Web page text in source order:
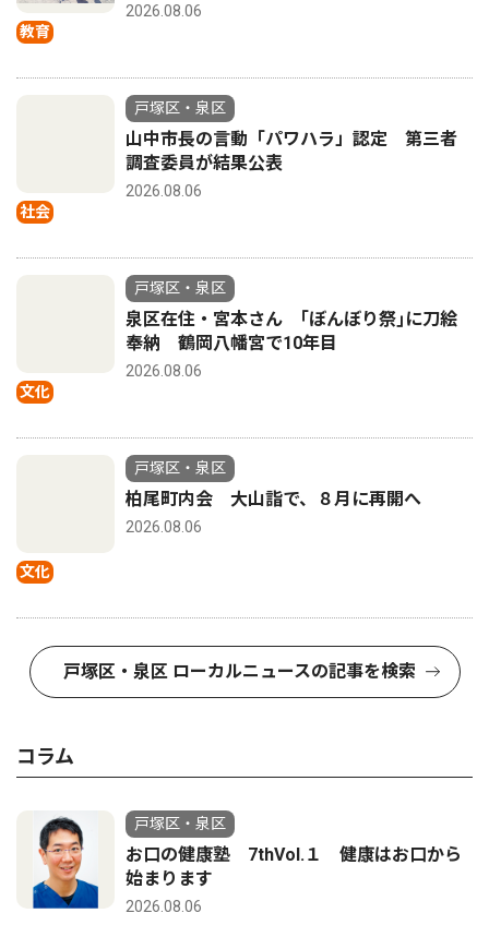
教育
2026.08.06
社会
戸塚区・泉区
山中市長の言動「パワハラ」認定 第三者
調査委員が結果公表
2026.08.06
文化
戸塚区・泉区
泉区在住・宮本さん ｢ぼんぼり祭｣に刀絵
奉納 鶴岡八幡宮で10年目
2026.08.06
文化
戸塚区・泉区
柏尾町内会 大山詣で、８月に再開へ
2026.08.06
戸塚区・泉区 ローカルニュースの記事を検索
コラム
戸塚区・泉区
お口の健康塾 7thVol.１ 健康はお口から
始まります
2026.08.06